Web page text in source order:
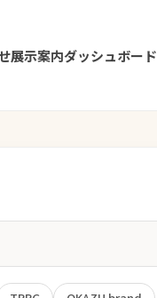
展示案内ダッシュボード